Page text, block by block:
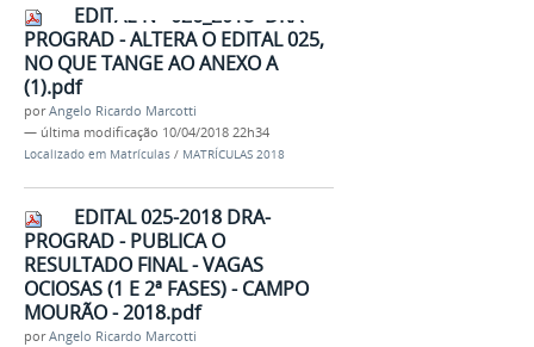
EDITAL-N°-026_2018 -DRA-
PROGRAD - ALTERA O EDITAL 025,
NO QUE TANGE AO ANEXO A
(1).pdf
porAngelo Ricardo Marcotti
— última modificação 10/04/2018 22h34
Localizado em Matrículas / MATRÍCULAS 2018
EDITAL 025-2018 DRA-
PROGRAD - PUBLICA O
RESULTADO FINAL - VAGAS
OCIOSAS (1 E 2ª FASES) - CAMPO
MOURÃO - 2018.pdf
porAngelo Ricardo Marcotti